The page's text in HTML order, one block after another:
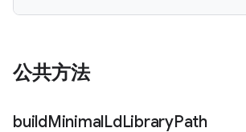
公共方法
buildMinimalLdLibraryPath